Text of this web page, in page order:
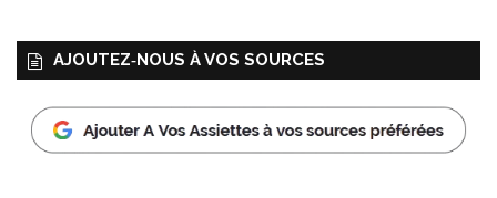
l
AJOUTEZ‑NOUS À VOS SOURCES